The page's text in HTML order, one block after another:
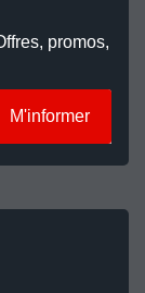
promos,
M'informer